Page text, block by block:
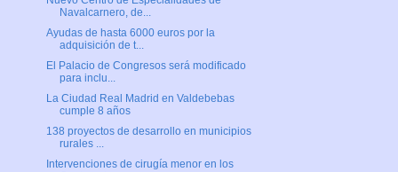
Navalcarnero, de...
Ayudas de hasta 6000 euros por la
adquisición de t...
El Palacio de Congresos será modificado
para inclu...
La Ciudad Real Madrid en Valdebebas
cumple 8 años
138 proyectos de desarrollo en municipios
rurales ...
Intervenciones de cirugía menor en los